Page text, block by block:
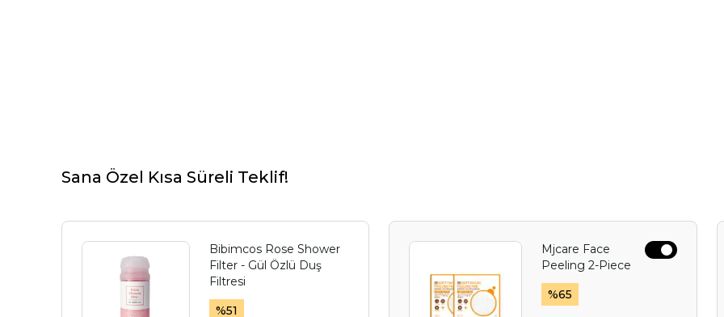
Sana Özel Kısa Süreli Teklif!
Bibimcos Rose Shower
Filter - Gül Özlü Duş
Filtresi
%51
Mjcare Face
Peeling 2-Piece
%65